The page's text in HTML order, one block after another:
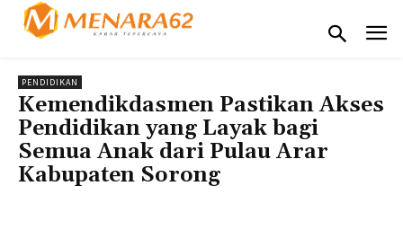
PENDIDIKAN
Kemendikdasmen Pastikan Akses
Pendidikan yang Layak bagi
Semua Anak dari Pulau Arar
Kabupaten Sorong